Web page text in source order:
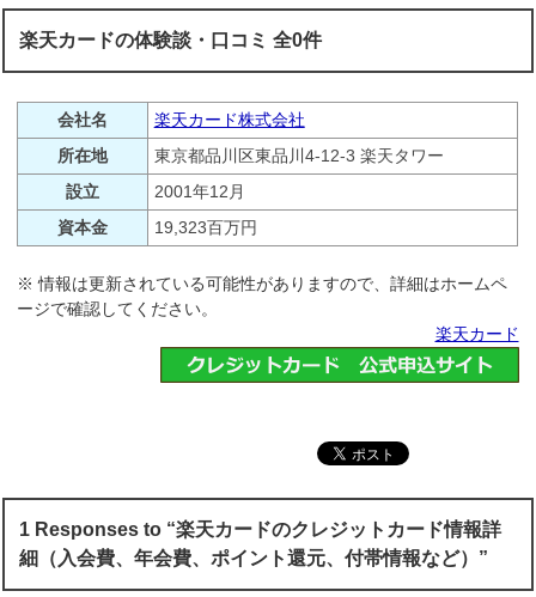
楽天カードの体験談・口コミ 全0件
会社名
楽天カード株式会社
所在地
東京都品川区東品川4-12-3 楽天タワー
設立
2001年12月
資本金
19,323百万円
※ 情報は更新されている可能性がありますので、詳細はホームペ
ージで確認してください。
楽天カード
1 Responses to “楽天カードのクレジットカード情報詳
細（入会費、年会費、ポイント還元、付帯情報など）”